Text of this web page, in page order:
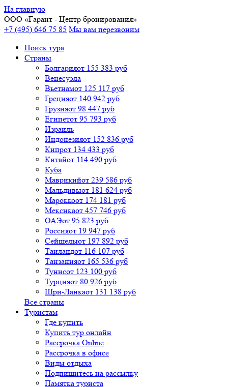
На главную
ООО «Гарант - Центр бронирования»
+7 (495) 646 75 85 Мы вам перезвоним
Поиск тура
Cтраны
Болгарияот 155 383 руб
Венесуэла
Вьетнамот 125 117 руб
Грецияот 140 942 руб
Грузияот 98 447 руб
Египетот 95 793 руб
Израиль
Индонезияот 152 836 руб
Кипрот 134 433 руб
Китайот 114 490 руб
Куба
Маврикийот 239 586 руб
Мальдивыот 181 624 руб
Мароккоот 174 181 руб
Мексикаот 457 746 руб
ОАЭот 95 823 руб
Россияот 19 947 руб
Сейшелыот 197 892 руб
Таиландот 116 107 руб
Танзанияот 165 536 руб
Тунисот 123 100 руб
Турцияот 80 926 руб
Шри-Ланкаот 131 138 руб
Все страны
Туристам
Где купить
Купить тур онлайн
Рассрочка Online
Рассрочка в офисе
Виды отдыха
Подпишитесь на рассылку
Памятка туриста